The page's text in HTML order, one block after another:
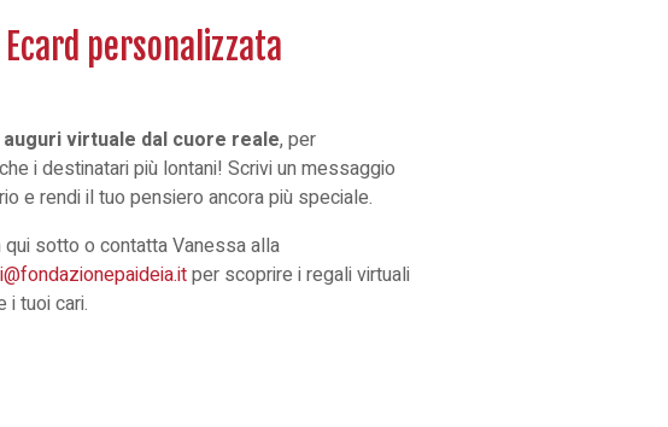
Ecard personalizzata
virtuale dal cuore reale, per
i destinatari più lontani! Scrivi un messaggio
e rendi il tuo pensiero ancora più speciale.
sotto o contatta Vanessa alla
per scoprire i regali virtuali
i tuoi cari.